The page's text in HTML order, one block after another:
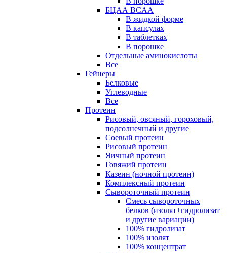
БЦАА BCAA
В жидкой форме
В капсулах
В таблетках
В порошке
Отдельные аминокислоты
Все
Гейнеры
Белковые
Углеводные
Все
Протеин
Рисовый, овсяный, гороховый,
подсолнечный и другие
Соевый протеин
Рисовый протеин
Яичный протеин
Говяжий протеин
Казеин (ночной протеин)
Комплексный протеин
Сывороточный протеин
Смесь сывороточных
белков (изолят+гидролизат
и другие вариации)
100% гидролизат
100% изолят
100% концентрат